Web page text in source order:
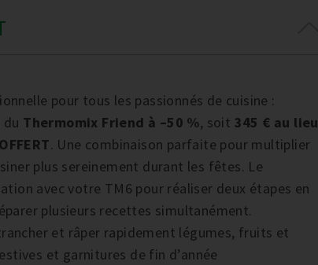
pour tous les passionnés de cuisine :
Thermomix Friend à –50 %, soit 345 € au lieu
. Une combinaison parfaite pour multiplier
plus sereinement durant les fêtes. Le
avec votre TM6 pour réaliser deux étapes en
plusieurs recettes simultanément.
et râper rapidement légumes, fruits et
et garnitures de fin d’année